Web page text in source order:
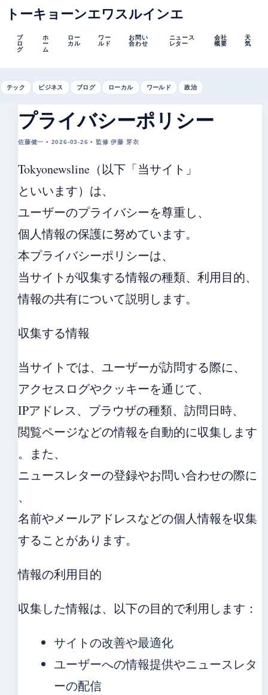
トーキョーンエワスルインエ
ブ
ロ
グ
ホ
ー
ム
ロー
カル
ワー
ルド
お問い
合わせ
ニュース
レター
会社
概要
天
気
テック ビジネス ブログ ローカル ワールド 政治
プライバシーポリシー
佐藤健一 • 2026-03-26 • 監修 伊藤 芽衣
Tokyonewsline（以下「当サイト」
といいます）は、
ユーザーのプライバシーを尊重し、
個人情報の保護に努めています。
本プライバシーポリシーは、
当サイトが収集する情報の種類、利用目的、
情報の共有について説明します。
収集する情報
当サイトでは、ユーザーが訪問する際に、
アクセスログやクッキーを通じて、
IPアドレス、ブラウザの種類、訪問日時、
閲覧ページなどの情報を自動的に収集します
。また、
ニュースレターの登録やお問い合わせの際に
、
名前やメールアドレスなどの個人情報を収集
することがあります。
情報の利用目的
収集した情報は、以下の目的で利用します：
サイトの改善や最適化
ユーザーへの情報提供やニュースレタ
ーの配信